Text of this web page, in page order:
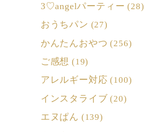
3♡angelパーティー (28)
おうちパン (27)
かんたんおやつ (256)
ご感想 (19)
アレルギー対応 (100)
インスタライブ (20)
エヌぱん (139)